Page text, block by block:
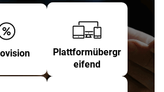
Plattformübergr
eifend